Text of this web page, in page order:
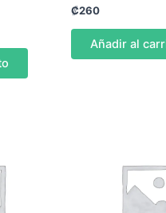
₡260
Añadir al